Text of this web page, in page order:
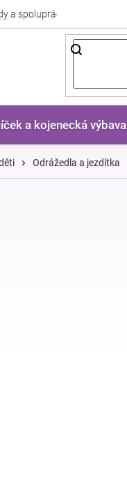
a spolupráce
a kojenecká výbava
Odrážedla a jezdítka